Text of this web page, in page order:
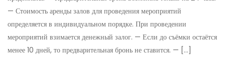
— Стоимость аренды залов для проведения мероприятий
определяется в индивидуальном порядке. При проведении
мероприятий взимается денежный залог. — Если до съёмки остаётся
менее 10 дней, то предварительная бронь не ставится. — […]